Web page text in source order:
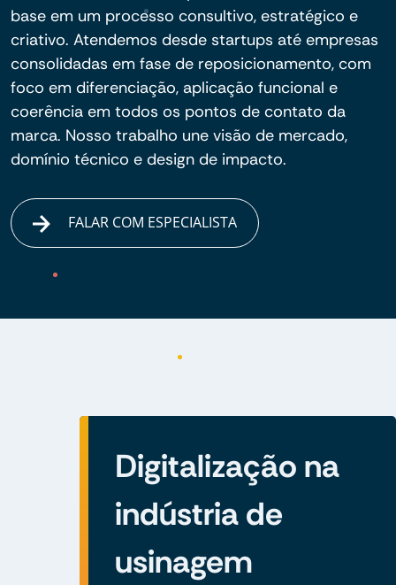
base em um processo consultivo, estratégico e
criativo. Atendemos desde startups até empresas
consolidadas em fase de reposicionamento, com
foco em diferenciação, aplicação funcional e
coerência em todos os pontos de contato da
marca. Nosso trabalho une visão de mercado,
domínio técnico e design de impacto.
FALAR COM ESPECIALISTA
Digitalização na
indústria de
usinagem